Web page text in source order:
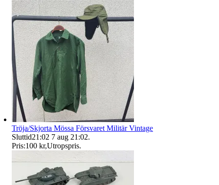
Tröja/Skjorta Mössa Försvaret Militär Vintage
Sluttid21:02 7 aug 21:02.
Pris:100 kr,Utropspris.